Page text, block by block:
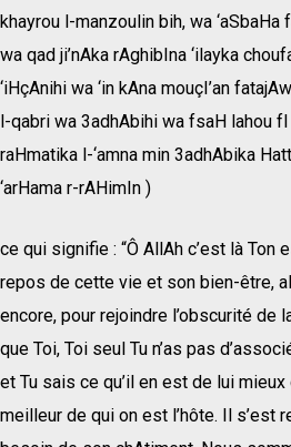
khayrou l-manzoulin bih, wa ‘aSbaHa
wa qad ji’nAka rAghibIna ‘ilayka
‘iHçAnihi wa ‘in kAna mouçI’an
l-qabri wa 3adhAbihi wa fsaH lahou
raHmatika l-‘amna min 3adhAbika
‘arHama r-rAHimIn )
ce qui signifie : “Ô AllAh c’est là
repos de cette vie et son bien-être,
encore, pour rejoindre l’obscurité de
que Toi, Toi seul Tu n’as pas
et Tu sais ce qu’il en est de lui
meilleur de qui on est l’hôte. Il s’est